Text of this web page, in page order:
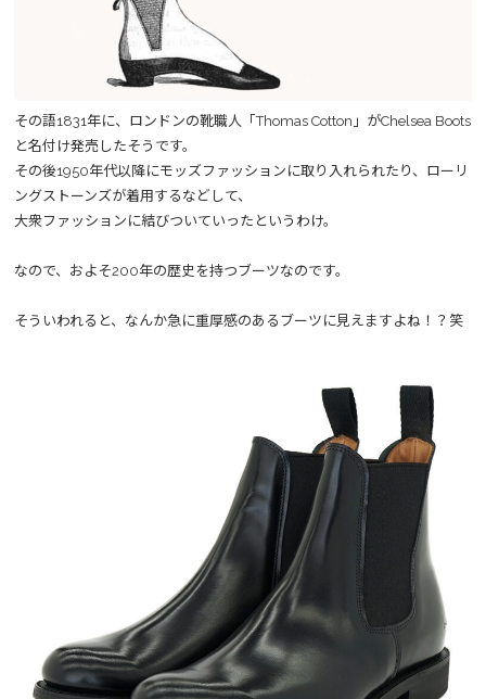
その語1831年に、ロンドンの靴職人「Thomas Cotton」がChelsea Boots
と名付け発売したそうです。
その後1950年代以降にモッズファッションに取り入れられたり、ローリ
ングストーンズが着用するなどして、
大衆ファッションに結びついていったというわけ。
なので、およそ200年の歴史を持つブーツなのです。
そういわれると、なんか急に重厚感のあるブーツに見えますよね！？笑